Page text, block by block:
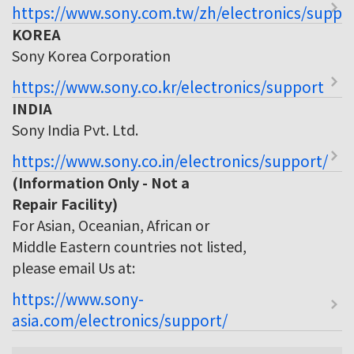
https://www.sony.com.tw/zh/electronics/
KOREA
Sony Korea Corporation
https://www.sony.co.kr/electronics/support
INDIA
Sony India Pvt. Ltd.
https://www.sony.co.in/electronics/support/
(Information Only - Not a
Repair Facility)
For Asian, Oceanian, African or
Middle Eastern countries not listed,
please email Us at:
https://www.sony-
asia.com/electronics/support/